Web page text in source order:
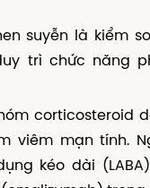
suyễn là kiểm
trì chức năng
corticosteroid
viêm mạn tính.
kéo dài